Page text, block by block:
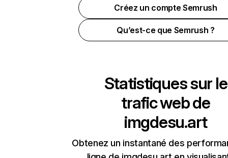
Créez un compte Semrush
Qu’est-ce que Semrush ?
Statistiques sur le
trafic web de
imgdesu.art
Obtenez un instantané des